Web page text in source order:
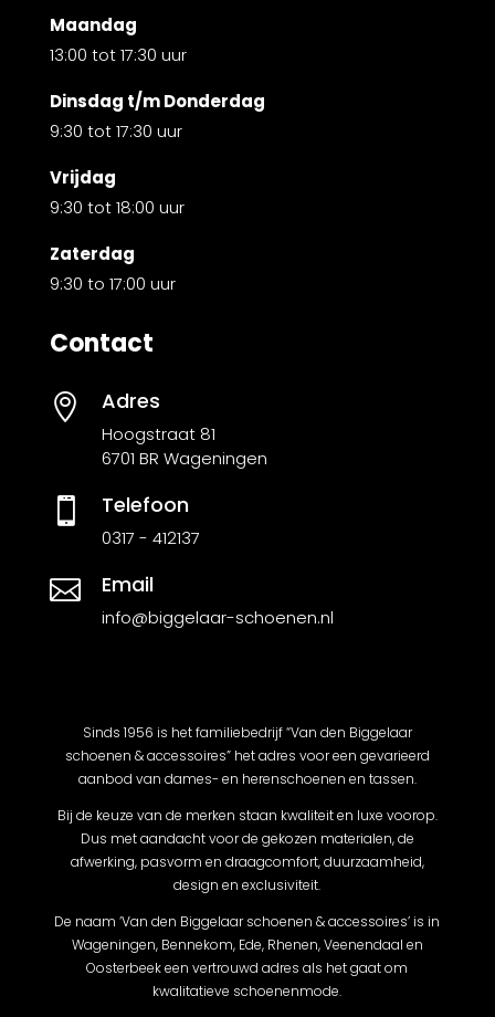
Maandag
13:00 tot 17:30 uur
Dinsdag t/m Donderdag
9:30 tot 17:30 uur
Vrijdag
9:30 tot 18:00 uur
Zaterdag
9:30 to 17:00 uur
Contact
 Adres
Hoogstraat 81
6701 BR Wageningen
 Telefoon
0317 - 412137
 Email
info@biggelaar-schoenen.nl
Sinds 1956 is het familiebedrijf “Van den Biggelaar
schoenen & accessoires” het adres voor een gevarieerd
aanbod van dames- en herenschoenen en tassen.
Bij de keuze van de merken staan kwaliteit en luxe voorop.
Dus met aandacht voor de gekozen materialen, de
afwerking, pasvorm en draagcomfort, duurzaamheid,
design en exclusiviteit.
De naam ‘Van den Biggelaar schoenen & accessoires’ is in
Wageningen, Bennekom, Ede, Rhenen, Veenendaal en
Oosterbeek een vertrouwd adres als het gaat om
kwalitatieve schoenenmode.